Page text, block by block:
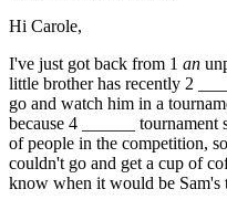
Hi Carole,
I've just got back from 1 an
little brother has recently 2
go and watch him in a
because 4 ______ tournament
of people in the competition,
couldn't go and get a cup of
know when it would be Sam's